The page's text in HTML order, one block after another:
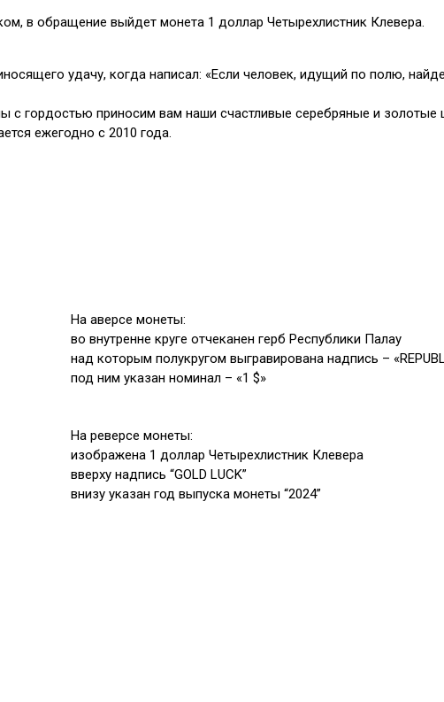
в обращение выйдет монета 1 доллар Четырехлистник Клевера.
удачу, когда написал: «Если человек, идущий по полю,
с гордостью приносим вам наши счастливые серебряные и
ежегодно с 2010 года.
На аверсе монеты:
во внутренне круге отчеканен герб Республики Палау
над которым полукругом выгравирована надпись –
под ним указан номинал – «1 $»
На реверсе монеты:
изображена 1 доллар Четырехлистник Клевера
вверху надпись “GOLD LUCK”
внизу указан год выпуска монеты “2024”